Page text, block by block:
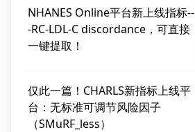
NHANES Online平台新上线指标--
-RC-LDL-C discordance，可直接
一键提取！
仅此一篇！CHARLS新指标上线平
台：无标准可调节风险因子
（SMuRF_less）